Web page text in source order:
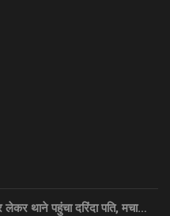
लेकर थाने पहुंचा दरिंदा पति, मचा…